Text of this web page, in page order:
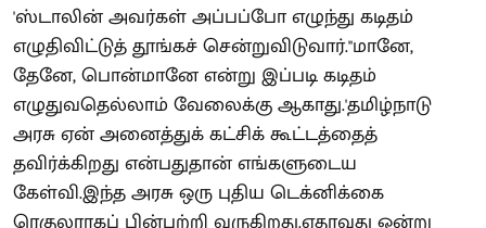
'ஸ்டாலின் அவர்கள் அப்பப்போ எழுந்து கடிதம்
எழுதிவிட்டுத் தூங்கச் சென்றுவிடுவார்.''மானே,
தேனே, பொன்மானே என்று இப்படி கடிதம்
எழுதுவதெல்லாம் வேலைக்கு ஆகாது.'தமிழ்நாடு
அரசு ஏன் அனைத்துக் கட்சிக் கூட்டத்தைத்
தவிர்க்கிறது என்பதுதான் எங்களுடைய
கேள்வி.இந்த அரசு ஒரு புதிய டெக்னிக்கை